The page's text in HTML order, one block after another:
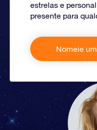
estrelas e
presente para
Nomeie